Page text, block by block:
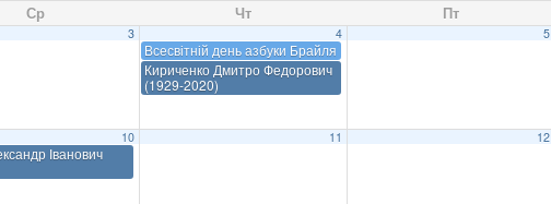
Ср Чт Пт
3 4
Всесвітній день азбуки Брайля
Кириченко Дмитро Федорович
(1929-2020)
5
10
Іванович
11 12